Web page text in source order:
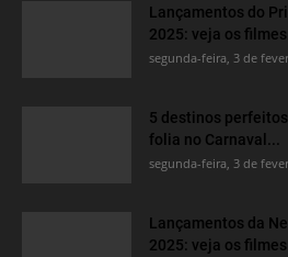
Lançamentos do
2025: veja os
segunda-feira, 3 de
5 destinos
folia no Carnaval...
segunda-feira, 3 de
Lançamentos da
2025: veja os